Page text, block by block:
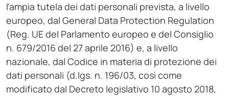
l'ampia tutela dei dati personali prevista, a livello
europeo, dal General Data Protection Regulation
(Reg. UE del Parlamento europeo e del Consiglio
n. 679/2016 del 27 aprile 2016) e, a livello
nazionale, dal Codice in materia di protezione dei
dati personali (d.lgs. n. 196/03, così come
modificato dal Decreto legislativo 10 agosto 2018,